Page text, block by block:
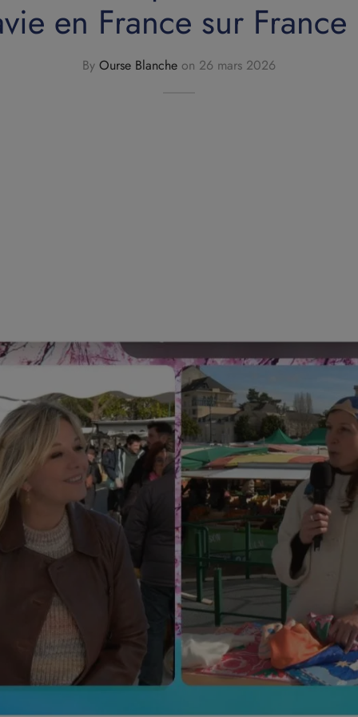
en France sur
By Ourse Blanche on 26 mars 2026